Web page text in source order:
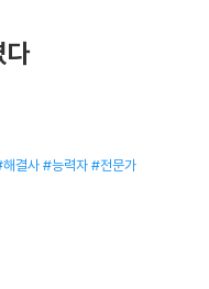
다
결사 #능력자 #전문가